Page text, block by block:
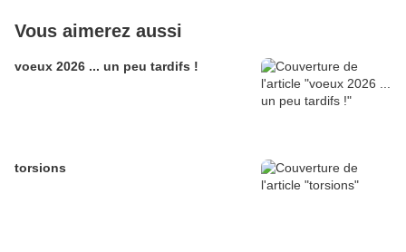
Vous aimerez aussi
voeux 2026 ... un peu tardifs !
torsions